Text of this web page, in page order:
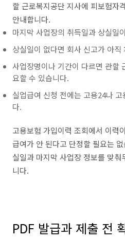
할 근로복지공단 지사에 피보험자
안내합니다.
마지막 사업장의 취득일과 상실일
상실일이 없다면 회사 신고가 아직
사업장명이나 기간이 다르면 관할
요할 수 있습니다.
실업급여 신청 전에는 고용24나
다.
고용보험 가입이력 조회에서 이력
급여가 안 된다고 단정할 필요는
실일과 마지막 사업장 정보를 맞
니다.
PDF 발급과 제출 전